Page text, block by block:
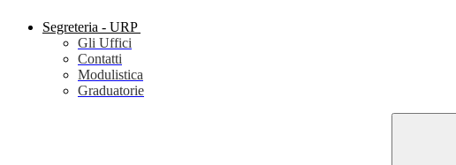
Segreteria - URP
Gli Uffici
Contatti
Modulistica
Graduatorie